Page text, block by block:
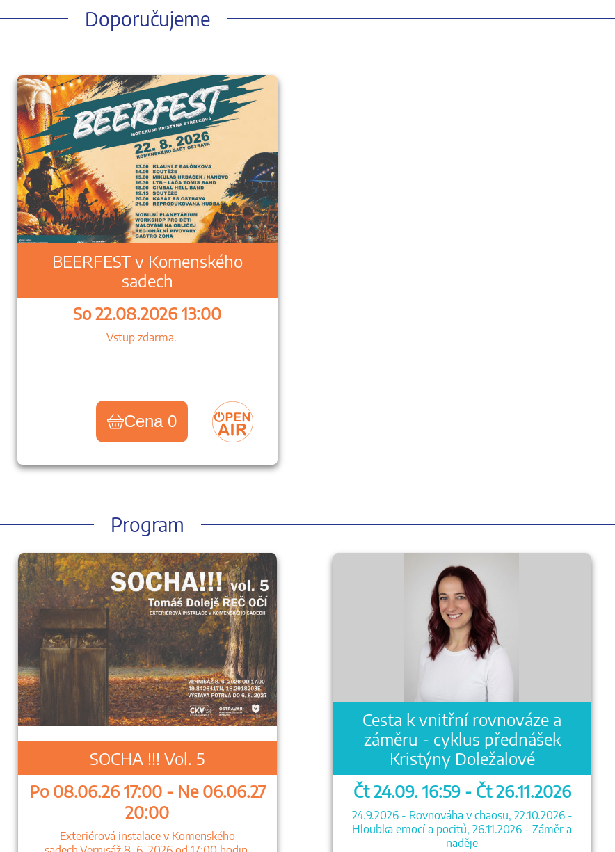
Doporučujeme
BEERFEST v Komenského
sadech
So 22.08.2026 13:00
Vstup zdarma.
Cena 0
Program
SOCHA !!! Vol. 5
Po 08.06.26 17:00 - Ne 06.06.27
20:00
Exteriérová instalace v Komenského
Cesta k vnitřní rovnováze a
záměru - cyklus přednášek
Kristýny Doležalové
Čt 24.09. 16:59 - Čt 26.11.2026
24.9.2026 - Rovnováha v chaosu, 22.10.2026 -
Hloubka emocí a pocitů, 26.11.2026 - Záměr a
naděje